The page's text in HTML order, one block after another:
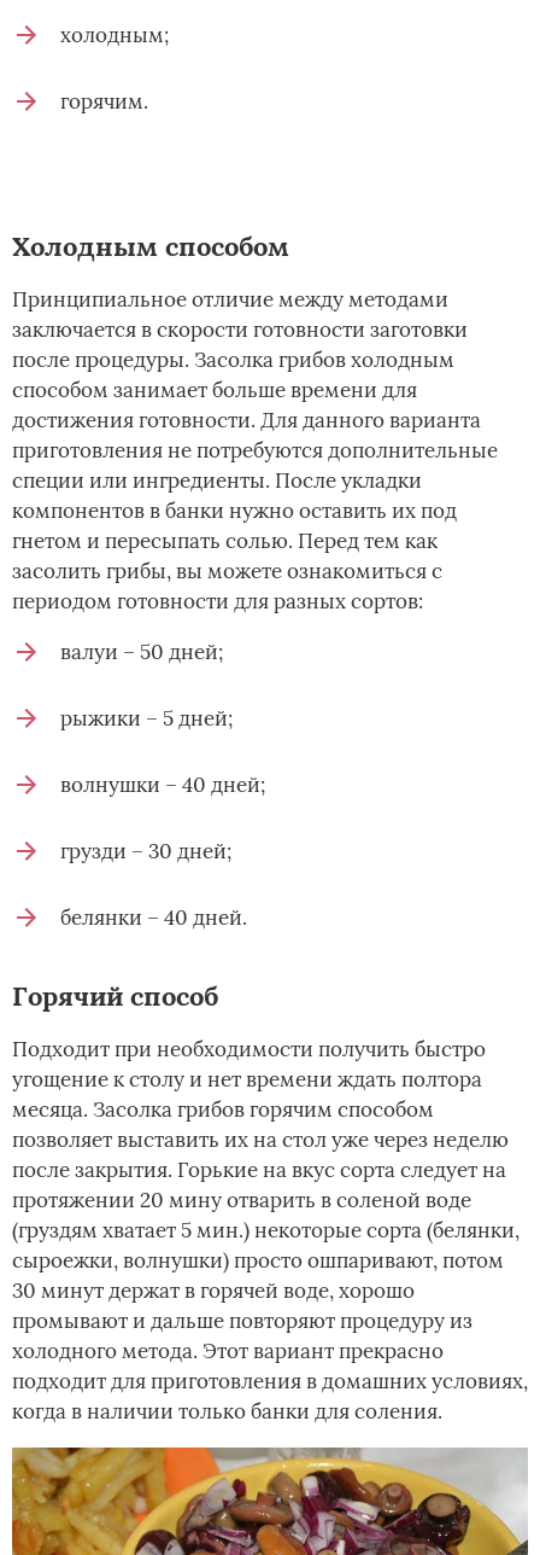
холодным;
горячим.
Холодным способом
Принципиальное отличие между методами
заключается в скорости готовности заготовки
после процедуры. Засолка грибов холодным
способом занимает больше времени для
достижения готовности. Для данного варианта
приготовления не потребуются дополнительные
специи или ингредиенты. После укладки
компонентов в банки нужно оставить их под
гнетом и пересыпать солью. Перед тем как
засолить грибы, вы можете ознакомиться с
периодом готовности для разных сортов:
валуи – 50 дней;
рыжики – 5 дней;
волнушки – 40 дней;
грузди – 30 дней;
белянки – 40 дней.
Горячий способ­
Подходит при необходимости получить быстро
угощение к столу и нет времени ждать полтора
месяца. Засолка грибов горячим способом
позволяет выставить их на стол уже через неделю
после закрытия. Горькие на вкус сорта следует на
протяжении 20 мину отварить в соленой воде
(груздям хватает 5 мин.) некоторые сорта (белянки,
сыроежки, волнушки) просто ошпаривают, потом
30 минут держат в горячей воде, хорошо
промывают и дальше повторяют процедуру из
холодного метода. Этот вариант прекрасно
подходит для приготовления в домашних условиях,
когда в наличии только банки для соления.